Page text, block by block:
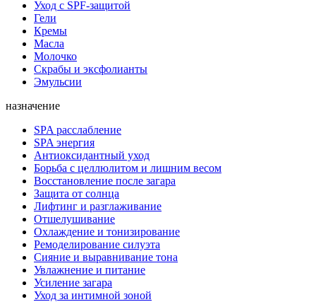
Уход с SPF-защитой
Гели
Кремы
Масла
Молочко
Скрабы и эксфолианты
Эмульсии
назначение
SPA расслабление
SPA энергия
Антиоксидантный уход
Борьба с целлюлитом и лишним весом
Восстановление после загара
Защита от солнца
Лифтинг и разглаживание
Отшелушивание
Охлаждение и тонизирование
Ремоделирование силуэта
Сияние и выравнивание тона
Увлажнение и питание
Усиление загара
Уход за интимной зоной